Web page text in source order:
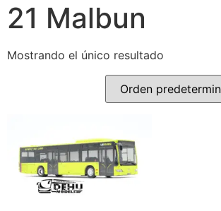
21 Malbun
Mostrando el único resultado